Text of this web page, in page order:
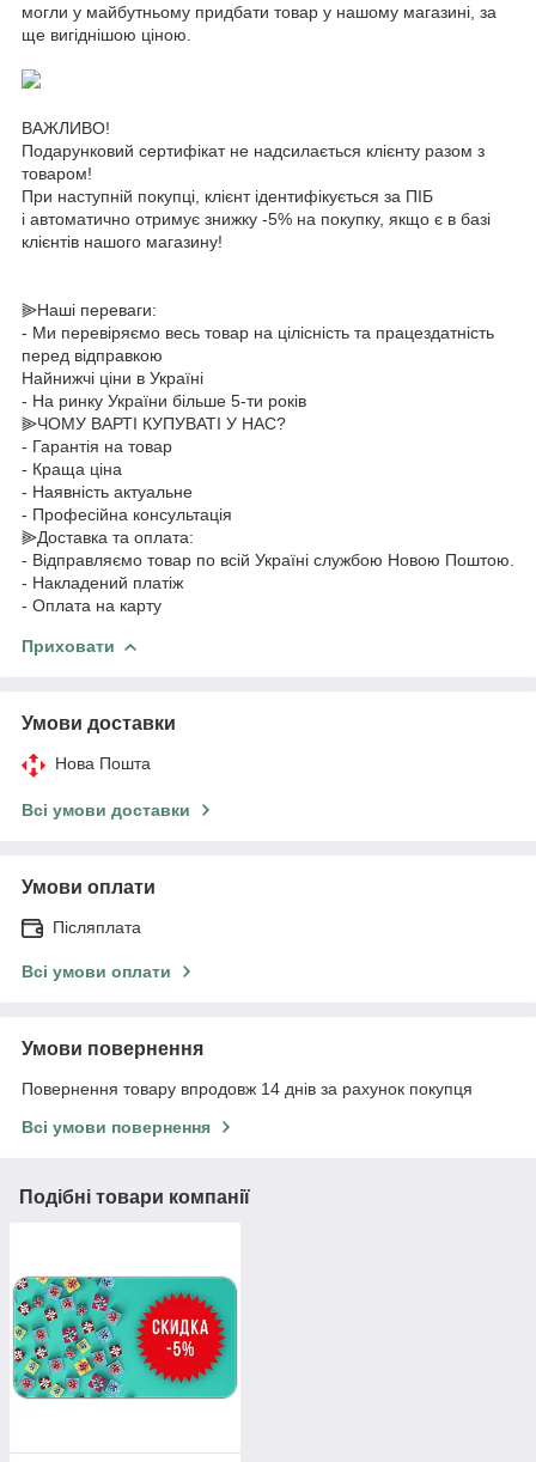
могли у майбутньому придбати товар у нашому магазині, за
ще вигіднішою ціною.
ВАЖЛИВО!
Подарунковий сертифікат не надсилається клієнту разом з
товаром!
При наступній покупці, клієнт ідентифікується за ПІБ
і автоматично отримує знижку -5% на покупку, якщо є в базі
клієнтів нашого магазину!
⫸Наші переваги:
- Ми перевіряємо весь товар на цілісність та працездатність
перед відправкою
Найнижчі ціни в Україні
- На ринку України більше 5-ти років
⫸ЧОМУ ВАРТІ КУПУВАТІ У НАС?
- Гарантія на товар
- Краща ціна
- Наявність актуальне
- Професійна консультація
⫸Доставка та оплата:
- Відправляємо товар по всій Україні службою Новою Поштою.
- Накладений платіж
- Оплата на карту
Приховати
Умови доставки
Нова Пошта
Всі умови доставки
Умови оплати
Післяплата
Всі умови оплати
Умови повернення
Повернення товару впродовж 14 днів за рахунок покупця
Всі умови повернення
Подібні товари компанії